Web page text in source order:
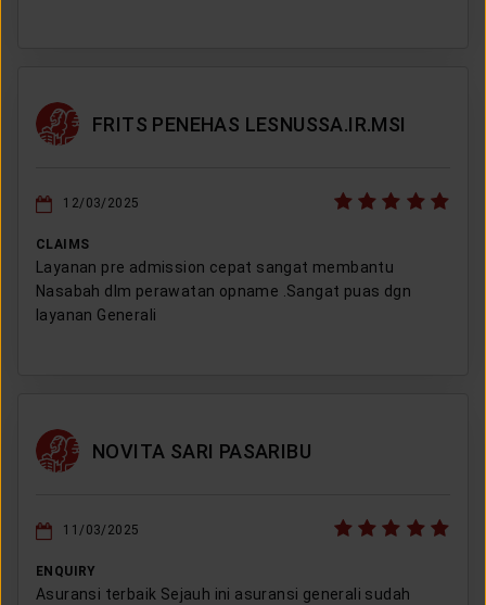
FRITS PENEHAS LESNUSSA.IR.MSI
12/03/2025
CLAIMS
Layanan pre admission cepat sangat membantu
Nasabah dlm perawatan opname .Sangat puas dgn
layanan Generali
NOVITA SARI PASARIBU
11/03/2025
ENQUIRY
Asuransi terbaik Sejauh ini asuransi generali sudah